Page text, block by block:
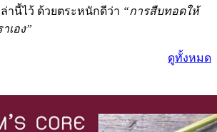
านี้ไว้ ด้วยตระหนักดีว่า “การสืบทอดให้
เอง”
ดูทั้งหมด